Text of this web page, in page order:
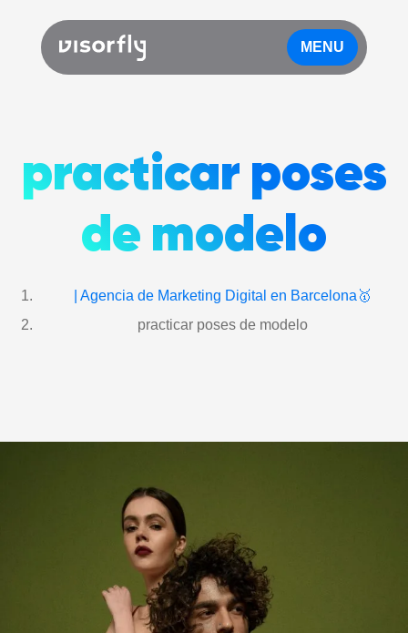
MENU
practicar poses
de modelo
| Agencia de Marketing Digital en Barcelona🥇
practicar poses de modelo